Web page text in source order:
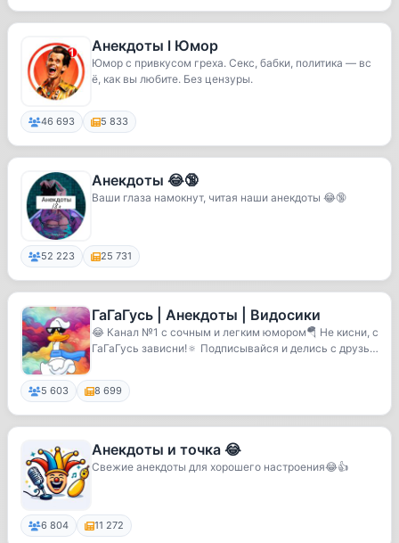
Анекдоты l Юмор
Юмор с привкусом греха. Секс, бабки, политика — вс
ё, как вы любите. Без цензуры.
46 693 5 833
Анекдоты 😂🔞
Ваши глаза намокнут, читая наши анекдоты 😂🔞
52 223 25 731
ГаГаГусь | Анекдоты | Видосики
😂 Канал №1 с сочным и легким юмором🪂 Не кисни, с
ГаГаГусь зависни!🔅 Подписывайся и делись с друзья
5 603 8 699
Анекдоты и точка 😂
Свежие анекдоты для хорошего настроения😂👍
6 804 11 272